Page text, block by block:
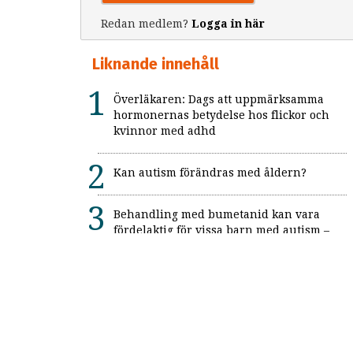
Redan medlem? Logga in här
Liknande innehåll
Överläkaren: Dags att uppmärksamma
hormonernas betydelse hos flickor och
kvinnor med adhd
Kan autism förändras med åldern?
Behandling med bumetanid kan vara
fördelaktig för vissa barn med autism –